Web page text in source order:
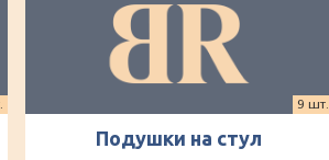
Подушки на стул
9 шт.